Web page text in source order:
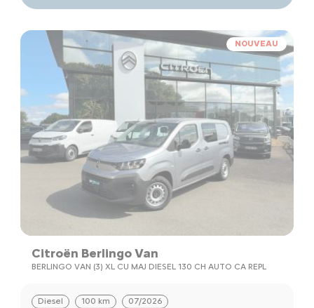
NOUVEAU
Citroën Berlingo Van
BERLINGO VAN (3) XL CU MAJ DIESEL 130 CH AUTO CA REPL
Diesel 100 km 07/2026